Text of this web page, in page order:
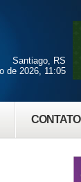
CONTATO
Santiago, RS
de 2026, 11:05